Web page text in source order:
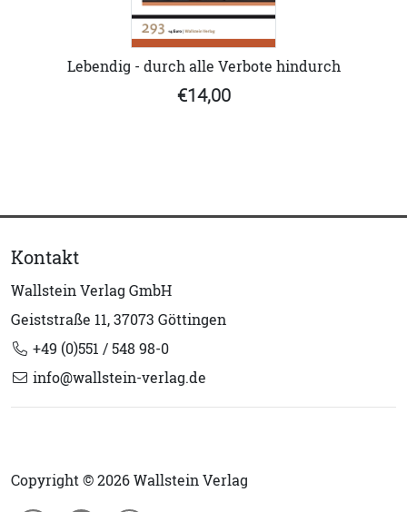
Lebendig - durch alle Verbote hindurch
€14,00
Kontakt
Wallstein Verlag GmbH
Geiststraße 11, 37073 Göttingen
+49 (0)551 / 548 98-0
info@wallstein-verlag.de
Copyright © 2026 Wallstein Verlag